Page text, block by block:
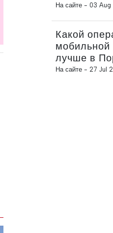
На сайте - 03 Aug
Какой
мобильной
лучше в
На сайте - 27 Jul